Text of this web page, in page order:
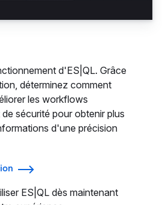
d'ES|QL. Grâce
déterminez comment
les workflows
sécurité pour obtenir plus
d'une précision
ES|QL dès maintenant